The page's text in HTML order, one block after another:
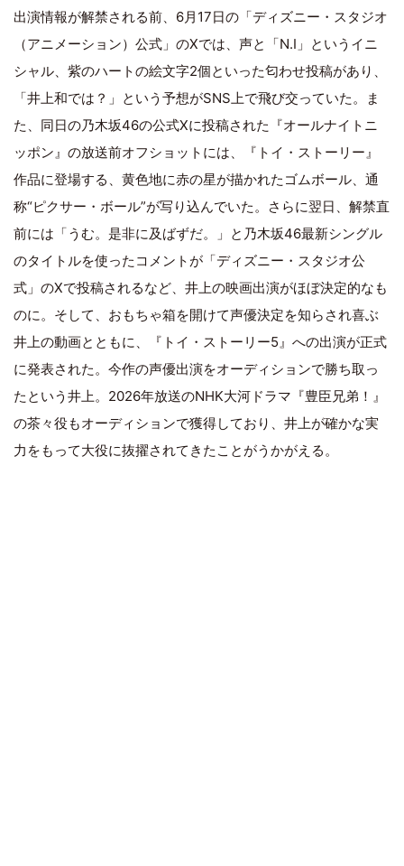
出演情報が解禁される前、6月17日の「ディズニー・スタジオ
（アニメーション）公式」のXでは、声と「N.I」というイニ
シャル、紫のハートの絵文字2個といった匂わせ投稿があり、
「井上和では？」という予想がSNS上で飛び交っていた。ま
た、同日の乃木坂46の公式Xに投稿された『オールナイトニ
ッポン』の放送前オフショットには、『トイ・ストーリー』
作品に登場する、黄色地に赤の星が描かれたゴムボール、通
称“ピクサー・ボール”が写り込んでいた。さらに翌日、解禁直
前には「うむ。是非に及ばずだ。」と乃木坂46最新シングル
のタイトルを使ったコメントが「ディズニー・スタジオ公
式」のXで投稿されるなど、井上の映画出演がほぼ決定的なも
のに。そして、おもちゃ箱を開けて声優決定を知らされ喜ぶ
井上の動画とともに、『トイ・ストーリー5』への出演が正式
に発表された。今作の声優出演をオーディションで勝ち取っ
たという井上。2026年放送のNHK大河ドラマ『豊臣兄弟！』
の茶々役もオーディションで獲得しており、井上が確かな実
力をもって大役に抜擢されてきたことがうかがえる。